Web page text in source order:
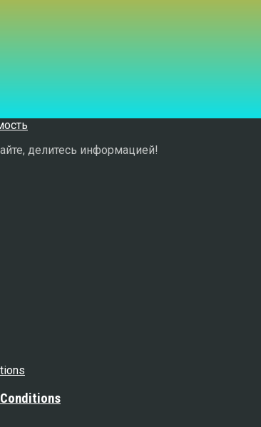
делитесь информацией!